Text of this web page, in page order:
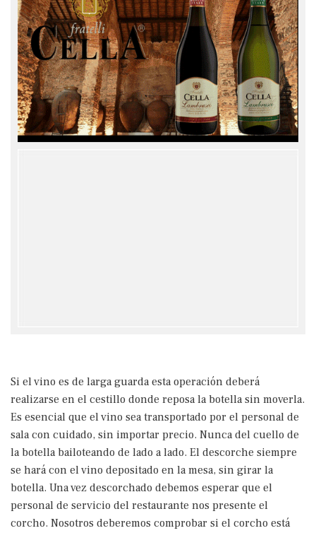
Si el vino es de larga guarda esta operación deberá
realizarse en el cestillo donde reposa la botella sin moverla.
Es esencial que el vino sea transportado por el personal de
sala con cuidado, sin importar precio. Nunca del cuello de
la botella bailoteando de lado a lado. El descorche siempre
se hará con el vino depositado en la mesa, sin girar la
botella. Una vez descorchado debemos esperar que el
personal de servicio del restaurante nos presente el
corcho. Nosotros deberemos comprobar si el corcho está